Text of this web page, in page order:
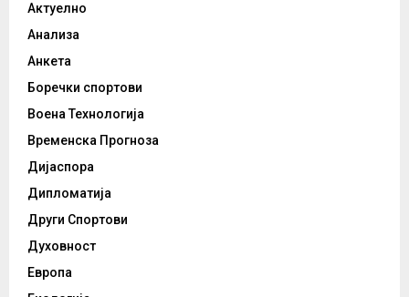
Актуелно
Анализа
Анкета
Боречки спортови
Воена Технологија
Временска Прогноза
Дијаспора
Дипломатија
Други Спортови
Духовност
Европа